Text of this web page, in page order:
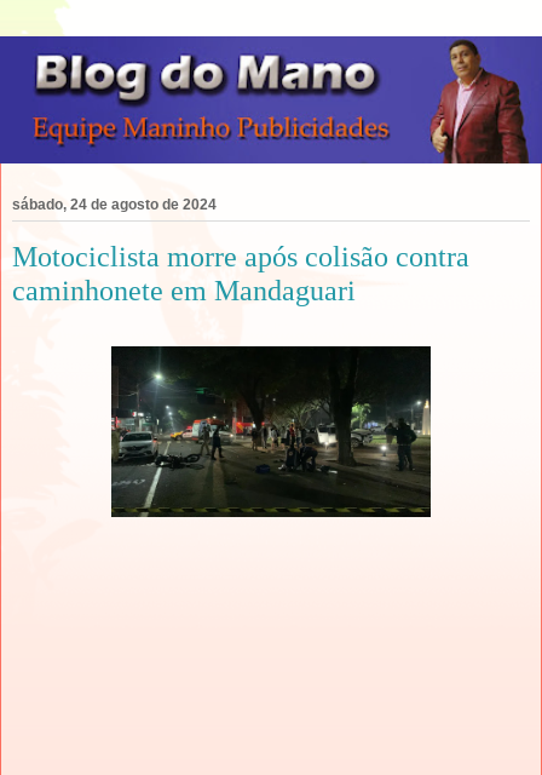
sábado, 24 de agosto de 2024
Motociclista morre após colisão contra
caminhonete em Mandaguari